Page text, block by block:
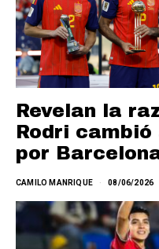
Revelan la
Rodri
por
CAMILO MANRIQUE 08/06/2026